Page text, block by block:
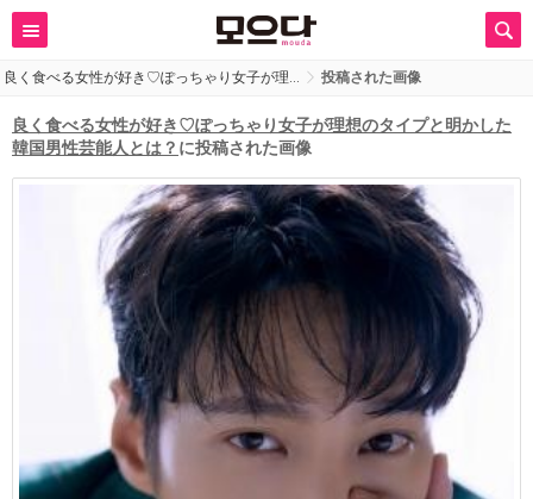
良く食べる女性が好き♡ぽっちゃり女子が理… 投稿された画像
良く食べる女性が好き♡ぽっちゃり女子が理想のタイプと明かした
韓国男性芸能人とは？ に投稿された画像